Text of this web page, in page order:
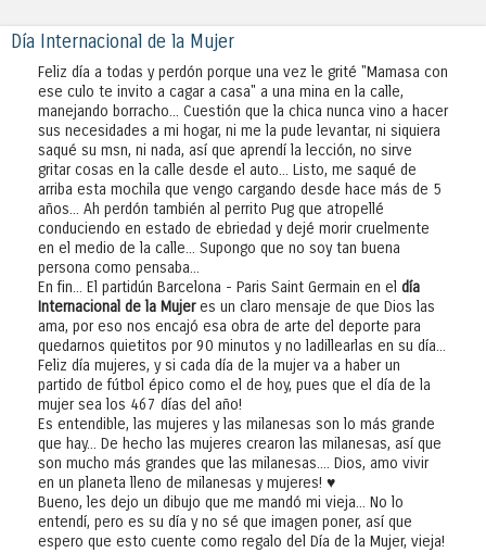
Día Internacional de la Mujer
Feliz día a todas y perdón porque una vez le grité "Mamasa con
ese culo te invito a cagar a casa" a una mina en la calle,
manejando borracho... Cuestión que la chica nunca vino a hacer
sus necesidades a mi hogar, ni me la pude levantar, ni siquiera
saqué su msn, ni nada, así que aprendí la lección, no sirve
gritar cosas en la calle desde el auto... Listo, me saqué de
arriba esta mochila que vengo cargando desde hace más de 5
años... Ah perdón también al perrito Pug que atropellé
conduciendo en estado de ebriedad y dejé morir cruelmente
en el medio de la calle... Supongo que no soy tan buena
persona como pensaba...
En fin... El partidún Barcelona - Paris Saint Germain en el día
Internacional de la Mujeres un claro mensaje de que Dios las
ama, por eso nos encajó esa obra de arte del deporte para
quedarnos quietitos por 90 minutos y no ladillearlas en su día...
Feliz día mujeres, y si cada día de la mujer va a haber un
partido de fútbol épico como el de hoy, pues que el día de la
mujer sea los 467 días del año!
Es entendible, las mujeres y las milanesas son lo más grande
que hay... De hecho las mujeres crearon las milanesas, así que
son mucho más grandes que las milanesas.... Dios, amo vivir
en un planeta lleno de milanesas y mujeres! ♥
Bueno, les dejo un dibujo que me mandó mi vieja... No lo
entendí, pero es su día y no sé que imagen poner, así que
espero que esto cuente como regalo del Día de la Mujer, vieja!